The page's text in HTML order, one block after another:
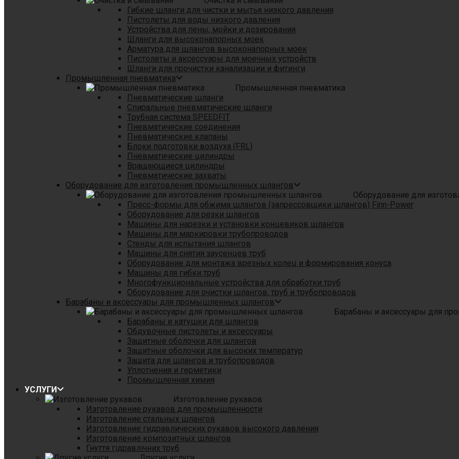
Гибкие шланги для чистки и мытья низкого давления
Пистолеты для воды низкого давления
Устройства для пены, мойки и дозирования
Шланги для высоконапорных моек
Арматура для шлангов высоконапорных моек
Пистолеты и аксессуары для моечных устройств
Шланги для прочистки канализации и фитинги
Промышленная пневматика
Промышленная пневматика
Пневматические шланги
Спиральные пневматические шланги
Tрубная система SPEEDFIT
Пневматические соединения
Пневматические клапаны
Блоки подготовки воздуха (FRL)
Пневматические цилиндры
Вращающиеся цилиндры
Пневматические захваты
Оборудование для изготовления промышленных шлангов
Оборудование для
Пресс-формы для обжима шлангов (запрессовщики шлангов) Finn-Power
Оборудование для резки шлангов
Машины для нарезки и установки концевиков шлангов
Машины для маркировки трубопроводов
Стенды для испытания шлангов
Машины для снятия заусенцев труб
Оборудование для монтажа врезных колец и формирования конуса
Машины для гибки труб
Многофункциональные устройства для обработки труб
Оборудование для очистки шлангов, труб и трубопроводов
Барабаны и аксессуары для промышленных шлангов
Барабаны и аксессуары для
Барабаны и катушки для шлангов
Обдувочные пистолеты и аксессуары
Защитные оболочки для шлангов
Защитные оболочки для высоких температур
Защита для шлангов и трубопроводов
Уплотнения и герметики
Промышленная химия
УСЛУГИ
Изготовление рукавов
Изготовление рукавов для промышленности
Изготовление стальных шлангов
Изготовление гидравлических рукавов высокого давления
Изготовление композитных шлангов
Гнуття гідравлічних труб